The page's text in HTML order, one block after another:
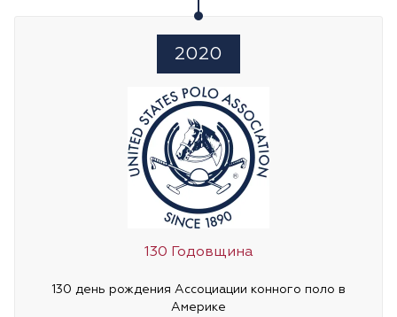
2020
130 Годовщина
130 день рождения Ассоциации конного поло в
Америке